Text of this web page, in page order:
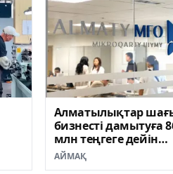
Алматылықтар
бизнесті дамытуға
млн теңгеге дейін
жеңілдетілген несие
алады
АЙМАҚ